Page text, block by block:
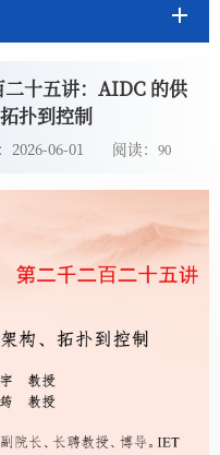
十五讲：AIDC 的供
扑到控制
2026-06-01 阅读： 90